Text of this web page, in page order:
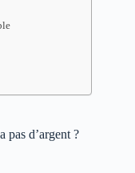
pas d’argent ?